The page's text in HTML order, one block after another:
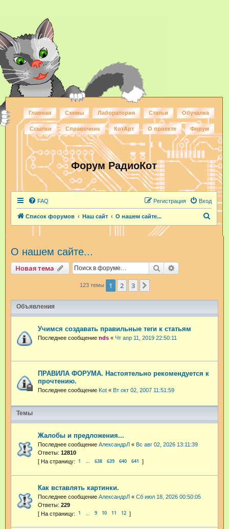
Главная Схемы Лаборатория Статьи Обучалка
Ссылки Справочник КотАрт О проекте Форум
Форум РадиоКот
FAQ Вход
Регистрация
Список форумов Наш сайт О нашем сайте...
О нашем сайте...
Новая тема Поиск
123 темы 1 2 3
Объявления
Учимся создавать правильные теги к статьям
Последнее сообщение nds « Чт апр 11, 2019 22:50:11
ПРАВИЛА ФОРУМА. Настоятельно рекомендуется к
прочтению.
Последнее сообщение Kot « Вт окт 02, 2007 11:51:59
Темы
Жалобы и предложения...
Последнее сообщение АлександрЛ « Вс авг 02, 2026 13:11:39
Ответы: 12810
1 … 638 639 640 641
Как вставлять картинки.
Последнее сообщение АлександрЛ « Сб июл 18, 2026 00:50:05
Ответы: 229
1 9 10 11 12